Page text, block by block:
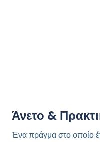
Άνετο &
Ένα πράγμα στο οποίο